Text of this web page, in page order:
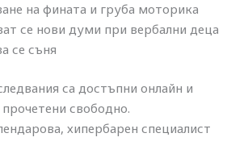
на фината и груба моторика
се нови думи при вербални деца
се съня
са достъпни онлайн и
свободно.
хипербарен специалист